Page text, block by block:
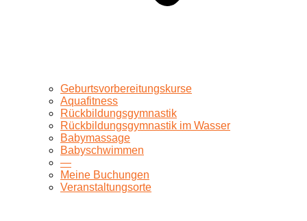
Geburtsvorbereitungskurse
Aquafitness
Rückbildungsgymnastik
Rückbildungsgymnastik im Wasser
Babymassage
Babyschwimmen
—
Meine Buchungen
Veranstaltungsorte